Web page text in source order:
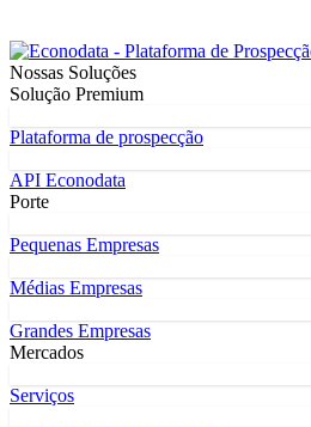
Nossas Soluções
Solução Premium
Plataforma de prospecção
API Econodata
Porte
Pequenas Empresas
Médias Empresas
Grandes Empresas
Mercados
Serviços